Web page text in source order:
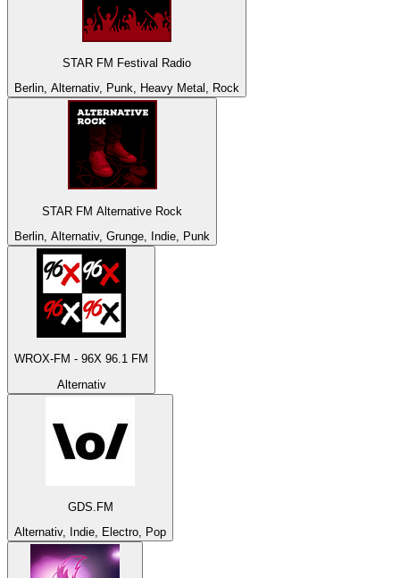
STAR FM Festival Radio
Berlin, Alternativ, Punk, Heavy Metal, Rock
STAR FM Alternative Rock
Berlin, Alternativ, Grunge, Indie, Punk
WROX-FM - 96X 96.1 FM
Alternativ
GDS.FM
Alternativ, Indie, Electro, Pop